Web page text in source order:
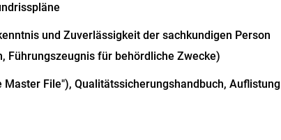
und Zuverlässigkeit der sachkundigen Person
Führungszeugnis für behördliche Zwecke)
File"), Qualitätssicherungshandbuch, Auflistung